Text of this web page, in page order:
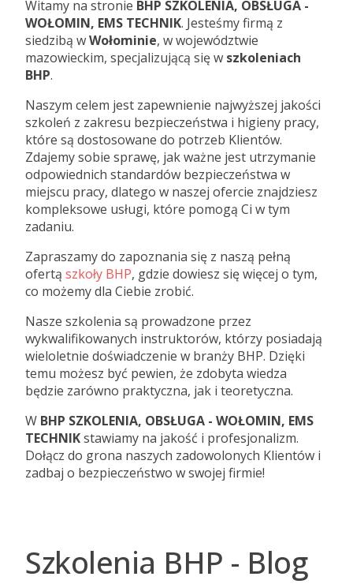
Witamy na stronie BHP SZKOLENIA, OBSŁUGA -
WOŁOMIN, EMS TECHNIK. Jesteśmy firmą z
siedzibą wWołominie, w województwie
mazowieckim, specjalizującą się w szkoleniach
BHP.
Naszym celem jest zapewnienie najwyższej jakości
szkoleń z zakresu bezpieczeństwa i higieny pracy,
które są dostosowane do potrzeb Klientów.
Zdajemy sobie sprawę, jak ważne jest utrzymanie
odpowiednich standardów bezpieczeństwa w
miejscu pracy, dlatego w naszej ofercie znajdziesz
kompleksowe usługi, które pomogą Ci w tym
zadaniu.
Zapraszamy do zapoznania się z naszą pełną
ofertą szkoły BHP, gdzie dowiesz się więcej o tym,
co możemy dla Ciebie zrobić.
Nasze szkolenia są prowadzone przez
wykwalifikowanych instruktorów, którzy posiadają
wieloletnie doświadczenie w branży BHP. Dzięki
temu możesz być pewien, że zdobyta wiedza
będzie zarówno praktyczna, jak i teoretyczna.
W BHP SZKOLENIA, OBSŁUGA - WOŁOMIN, EMS
TECHNIKstawiamy na jakość i profesjonalizm.
Dołącz do grona naszych zadowolonych Klientów i
zadbaj o bezpieczeństwo w swojej firmie!
Szkolenia BHP - Blog